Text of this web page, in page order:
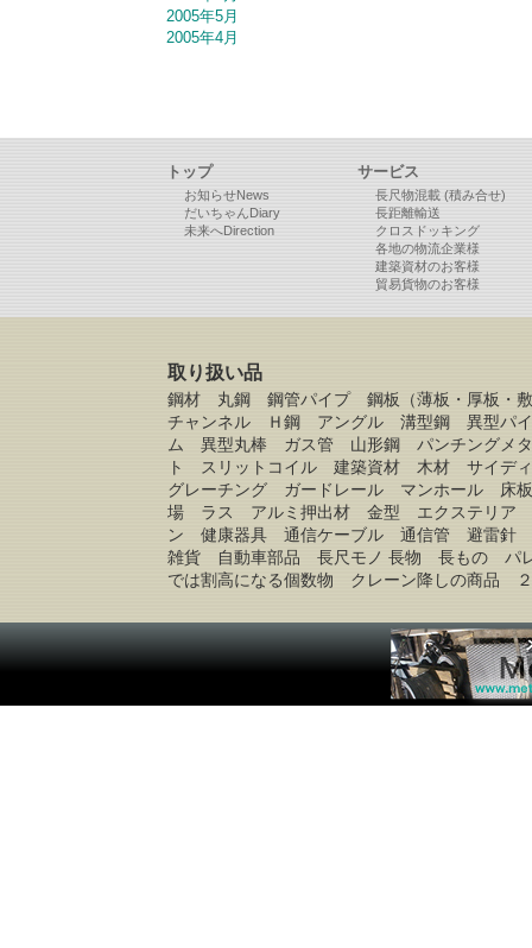
2005年5月
2005年4月
トップ
お知らせNews
だいちゃんDiary
未来へDirection
サービス
長尺物混載 (積み合せ)
長距離輸送
クロスドッキング
各地の物流企業様
建築資材のお客様
貿易貨物のお客様
取り扱い品
鋼材 丸鋼 鋼管パイプ 鋼板（薄板・厚板・
チャンネル Ｈ鋼 アングル 溝型鋼 異型パ
ム 異型丸棒 ガス管 山形鋼 パンチングメ
ト スリットコイル 建築資材 木材 サイ
グレーチング ガードレール マンホール
場 ラス アルミ押出材 金型 エクステリア
ン 健康器具 通信ケーブル 通信管 避雷針
雑貨 自動車部品 長尺モノ 長物 長もの パ
では割高になる個数物 クレーン降しの商品